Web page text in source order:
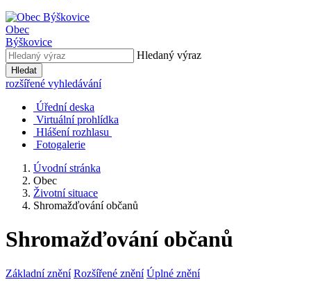
Obec
Býškovice
Hledaný výraz
Hledat
rozšířené vyhledávání
Úřední deska
Virtuální prohlídka
Hlášení rozhlasu
Fotogalerie
Úvodní stránka
Obec
Životní situace
Shromažďování občanů
Shromažďování občanů
Základní znění Rozšířené znění Úplné znění